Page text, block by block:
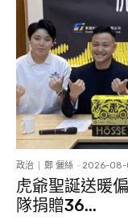
政治 鄭 儷絲 - 2026-08-
虎爺聖誕送暖
隊捐贈36...